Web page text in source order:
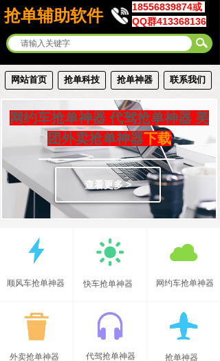
抢单辅助软件
18556839874或
QQ群413368136
网站首页 抢单科技 抢单神器 联系我们
网约车抢单神器 代驾抢单神器 美
团外卖抢单神器下载
查看更多 >
快车抢单神器 网约车抢单神器
外卖抢单神器 抢单神器
代驾抢单神器
顺风车抢单神器